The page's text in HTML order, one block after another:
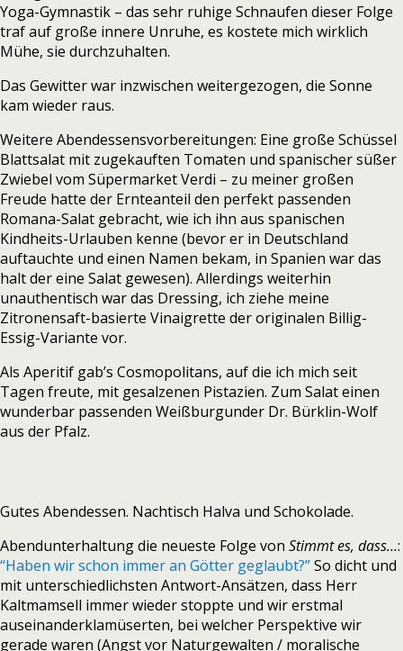
Yoga-Gymnastik – das sehr ruhige Schnaufen dieser Folge
traf auf große innere Unruhe, es kostete mich wirklich
Mühe, sie durchzuhalten.
Das Gewitter war inzwischen weitergezogen, die Sonne
kam wieder raus.
Weitere Abendessensvorbereitungen: Eine große Schüssel
Blattsalat mit zugekauften Tomaten und spanischer süßer
Zwiebel vom Süpermarket Verdi – zu meiner großen
Freude hatte der Ernteanteil den perfekt passenden
Romana-Salat gebracht, wie ich ihn aus spanischen
Kindheits-Urlauben kenne (bevor er in Deutschland
auftauchte und einen Namen bekam, in Spanien war das
halt der eine Salat gewesen). Allerdings weiterhin
unauthentisch war das Dressing, ich ziehe meine
Zitronensaft-basierte Vinaigrette der originalen Billig-
Essig-Variante vor.
Als Aperitif gab’s Cosmopolitans, auf die ich mich seit
Tagen freute, mit gesalzenen Pistazien. Zum Salat einen
wunderbar passenden Weißburgunder Dr. Bürklin-Wolf
aus der Pfalz.
Gutes Abendessen. Nachtisch Halva und Schokolade.
Abendunterhaltung die neueste Folge von Stimmt es, dass…:
“Haben wir schon immer an Götter geglaubt?”So dicht und
mit unterschiedlichsten Antwort-Ansätzen, dass Herr
Kaltmamsell immer wieder stoppte und wir erstmal
auseinanderklamüserten, bei welcher Perspektive wir
gerade waren (Angst vor Naturgewalten / moralische